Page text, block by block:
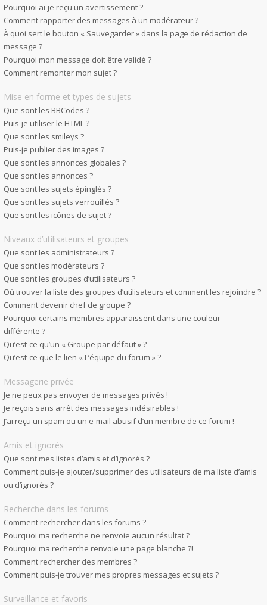
Pourquoi ai-je reçu un avertissement ?
Comment rapporter des messages à un modérateur ?
À quoi sert le bouton « Sauvegarder » dans la page de rédaction de
message ?
Pourquoi mon message doit être validé ?
Comment remonter mon sujet ?
Mise en forme et types de sujets
Que sont les BBCodes ?
Puis-je utiliser le HTML ?
Que sont les smileys ?
Puis-je publier des images ?
Que sont les annonces globales ?
Que sont les annonces ?
Que sont les sujets épinglés ?
Que sont les sujets verrouillés ?
Que sont les icônes de sujet ?
Niveaux d’utilisateurs et groupes
Que sont les administrateurs ?
Que sont les modérateurs ?
Que sont les groupes d’utilisateurs ?
Où trouver la liste des groupes d’utilisateurs et comment les rejoindre ?
Comment devenir chef de groupe ?
Pourquoi certains membres apparaissent dans une couleur
différente ?
Qu’est-ce qu’un « Groupe par défaut » ?
Qu’est-ce que le lien « L’équipe du forum » ?
Messagerie privée
Je ne peux pas envoyer de messages privés !
Je reçois sans arrêt des messages indésirables !
J’ai reçu un spam ou un e-mail abusif d’un membre de ce forum !
Amis et ignorés
Que sont mes listes d’amis et d’ignorés ?
Comment puis-je ajouter/supprimer des utilisateurs de ma liste d’amis
ou d’ignorés ?
Recherche dans les forums
Comment rechercher dans les forums ?
Pourquoi ma recherche ne renvoie aucun résultat ?
Pourquoi ma recherche renvoie une page blanche ?!
Comment rechercher des membres ?
Comment puis-je trouver mes propres messages et sujets ?
Surveillance et favoris